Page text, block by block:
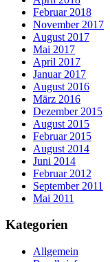
Februar 2018
November 2017
August 2017
Mai 2017
April 2017
Januar 2017
August 2016
März 2016
Dezember 2015
August 2015
Februar 2015
August 2014
Juni 2014
Februar 2012
September 2011
Mai 2011
Kategorien
Allgemein